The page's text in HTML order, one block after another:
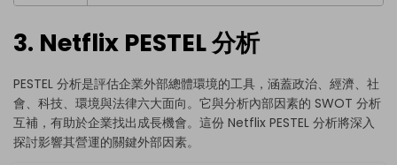
3. Netflix PESTEL 分析
PESTEL 分析是評估企業外部總體環境的工具，涵蓋政治、經濟、社
會、科技、環境與法律六大面向。它與分析內部因素的 SWOT 分析
互補，有助於企業找出成長機會。這份 Netflix PESTEL 分析將深入
探討影響其營運的關鍵外部因素。